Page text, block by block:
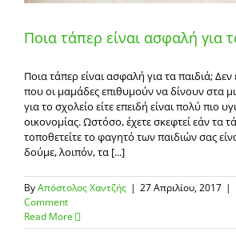
Ποια τάπερ είναι ασφαλή για
Ποια τάπερ είναι ασφαλή για τα παιδιά; Δεν
που οι μαμάδες επιθυμούν να δίνουν στα
για το σχολείο είτε επειδή είναι πολύ πιο
οικονομίας. Ωστόσο, έχετε σκεφτεί εάν τα
τοποθετείτε το φαγητό των παιδιών σας
δούμε, λοιπόν, τα [...]
ByΑπόστολος Χαντζής | 27 Απριλίου, 2017 |
Comment
Read More